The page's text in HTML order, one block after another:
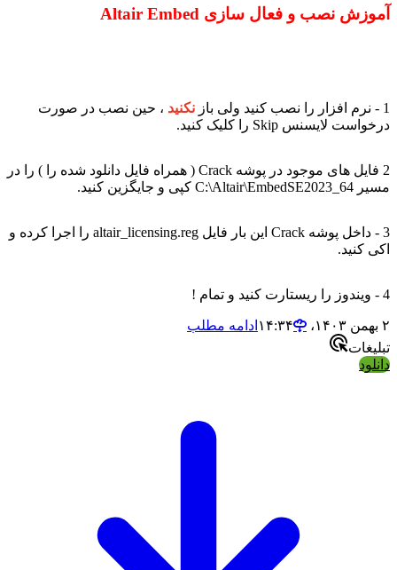
آموزش نصب و فعال سازی Altair Embed
1 - نرم افزار را نصب کنید ولی باز نکنید ، حین نصب در صورت
درخواست لایسنس Skip را کلیک کنید.
2 فایل های موجود در پوشه Crack ( همراه فایل دانلود شده را ) را در
مسیر C:\Altair\EmbedSE2023_64 کپی و جایگزین کنید.
3 - داخل پوشه Crack این بار فایل altair_licensing.reg را اجرا کرده و
اکی کنید.
4 - ویندوز را ریستارت کنید و تمام !
۲ بهمن ۱۴۰۳،‏ ۱۴:۳۴
ادامه مطلب
تبلیغات
دانلود